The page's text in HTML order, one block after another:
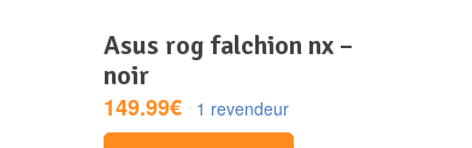
asus rog falchion nx –
noir
149.99€
1 revendeur